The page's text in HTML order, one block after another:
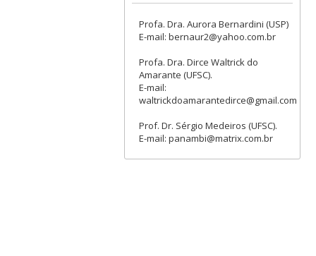
Profa. Dra. Aurora Bernardini (USP)
E-mail: bernaur2@yahoo.com.br
Profa. Dra. Dirce Waltrick do
Amarante (UFSC).
E-mail:
waltrickdoamarantedirce@gmail.com
Prof. Dr. Sérgio Medeiros (UFSC).
E-mail: panambi@matrix.com.br